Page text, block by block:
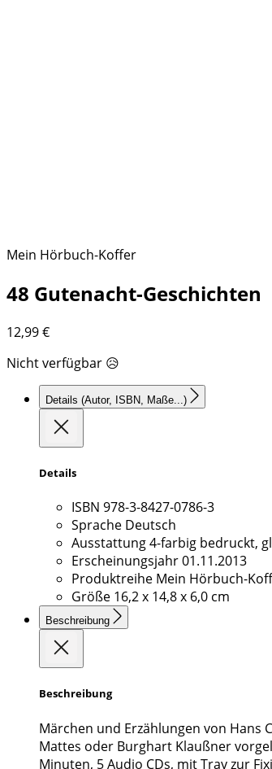
Mein Hörbuch-Koffer
48 Gutenacht-Geschichten
12,99€
Nicht verfügbar 😥
Details (Autor, ISBN, Maße...)
Details
ISBN 978-3-8427-0786-3
Sprache Deutsch
Ausstattung4-farbig bedruckt,
Erscheinungsjahr01.11.2013
Produktreihe Mein Hörbuch-
Größe 16,2 x 14,8 x 6,0 cm
Beschreibung
Beschreibung
Märchen und Erzählungen von Hans
Mattes oder Burghart Klaußner
Minuten, 5 Audio CDs, mit Tray zur